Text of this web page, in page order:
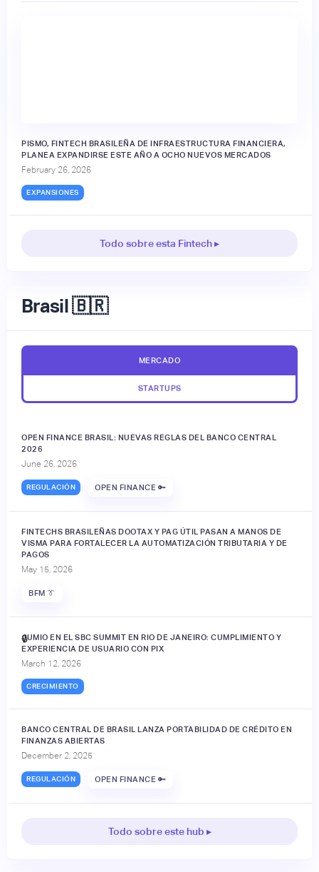
PISMO, FINTECH BRASILEÑA DE INFRAESTRUCTURA FINANCIERA,
PLANEA EXPANDIRSE ESTE AÑO A OCHO NUEVOS MERCADOS
February 26, 2026
EXPANSIONES
Todo sobre esta Fintech ▸
Brasil 🇧🇷
MERCADO
STARTUPS
OPEN FINANCE BRASIL: NUEVAS REGLAS DEL BANCO CENTRAL
2026
June 26, 2026
REGULACIÓN OPEN FINANCE 🔑
FINTECHS BRASILEÑAS DOOTAX Y PAG ÚTIL PASAN A MANOS DE
VISMA PARA FORTALECER LA AUTOMATIZACIÓN TRIBUTARIA Y DE
PAGOS
May 15, 2026
BFM 👔
JUMIO EN EL SBC SUMMIT EN RIO DE JANEIRO: CUMPLIMIENTO Y
EXPERIENCIA DE USUARIO CON PIX
March 12, 2026
CRECIMIENTO
🔒
BANCO CENTRAL DE BRASIL LANZA PORTABILIDAD DE CRÉDITO EN
FINANZAS ABIERTAS
December 2, 2025
REGULACIÓN OPEN FINANCE 🔑
Todo sobre este hub ▸